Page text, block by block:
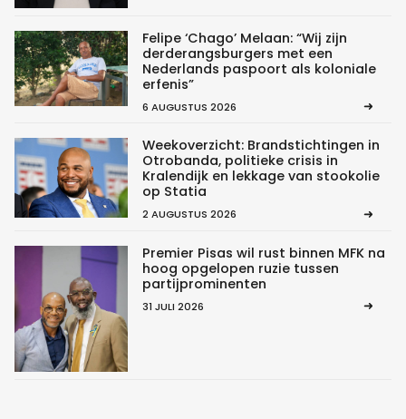
Felipe ‘Chago’ Melaan: “Wij zijn
derderangsburgers met een
Nederlands paspoort als koloniale
erfenis”
6 AUGUSTUS 2026
Weekoverzicht: Brandstichtingen in
Otrobanda, politieke crisis in
Kralendijk en lekkage van stookolie
op Statia
2 AUGUSTUS 2026
Premier Pisas wil rust binnen MFK na
hoog opgelopen ruzie tussen
partijprominenten
31 JULI 2026